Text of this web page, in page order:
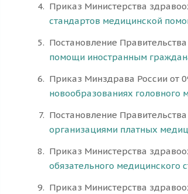
Приказ Министерства
стандартов медицинской
Постановление
помощи иностранным
Приказ Минздрава России от
новообразованиях головного
Постановление
организациями платных
Приказ Министерства
обязательного медицинского
Приказ Министерства